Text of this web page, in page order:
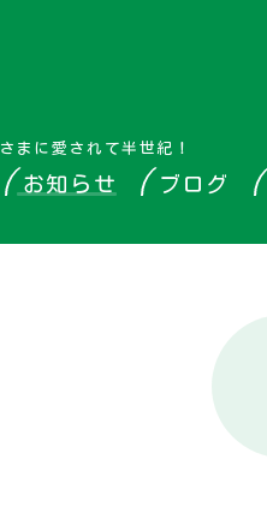
まに愛されて半世紀！
お知らせ ブログ